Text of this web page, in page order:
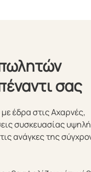
σας
έδρα στις Αχαρνές,
συσκευασίας
ανάγκες της